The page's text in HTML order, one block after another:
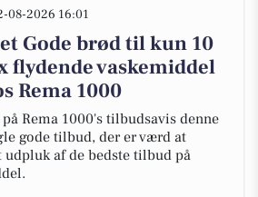
08-2026 16:01
Gode brød til kun 10
flydende vaskemiddel
Rema 1000
Rema 1000's tilbudsavis denne
gode tilbud, der er værd at
udpluk af de bedste tilbud på